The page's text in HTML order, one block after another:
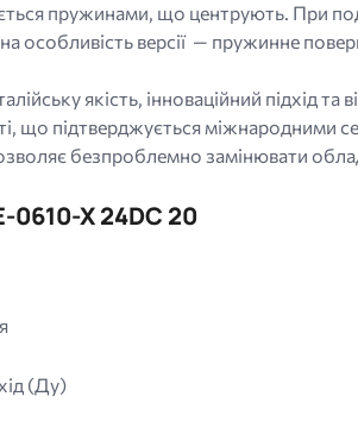
пружинами, що центрують. При
особливість версії — пружинне
якість, інноваційний підхід
що підтверджується міжнародними
безпроблемно замінювати
0610-X 24DC 20
(Ду)